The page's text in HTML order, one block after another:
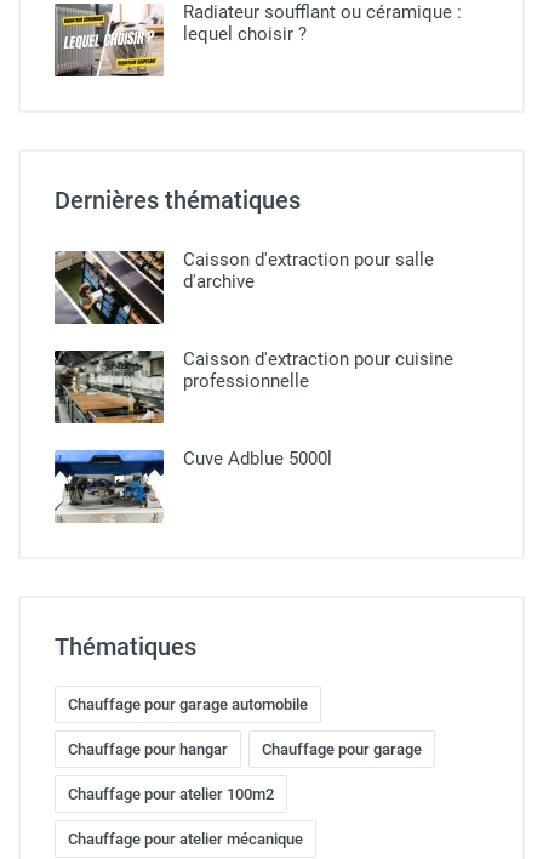
Radiateur soufflant ou céramique​ :
lequel choisir ?
Dernières thématiques
Caisson d'extraction pour salle
d'archive
Caisson d'extraction pour cuisine
professionnelle​
Cuve Adblue 5000l
Thématiques
Chauffage pour garage automobile
Chauffage pour hangar Chauffage pour garage
Chauffage pour atelier 100m2
Chauffage pour atelier mécanique